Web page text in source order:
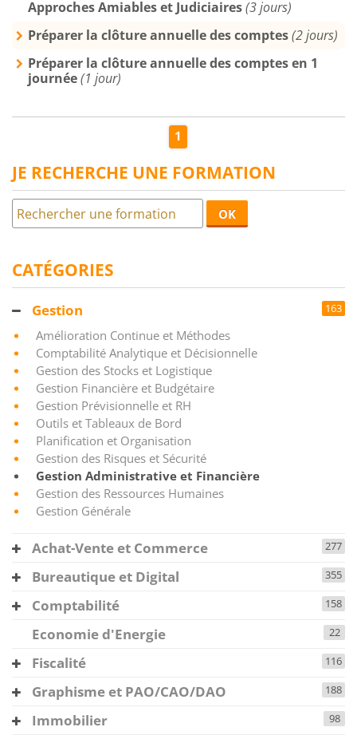
Approches Amiables et Judiciaires(3 jours)
Préparer la clôture annuelle des comptes(2 jours)
Préparer la clôture annuelle des comptes en 1
journée(1 jour)
1
JE RECHERCHE UNE FORMATION
OK
CATÉGORIES
Gestion 163
Amélioration Continue et Méthodes
Comptabilité Analytique et Décisionnelle
Gestion des Stocks et Logistique
Gestion Financière et Budgétaire
Gestion Prévisionnelle et RH
Outils et Tableaux de Bord
Planification et Organisation
Gestion des Risques et Sécurité
Gestion Administrative et Financière
Gestion des Ressources Humaines
Gestion Générale
Achat-Vente et Commerce 277
Bureautique et Digital 355
Comptabilité 158
Economie d'Energie 22
Fiscalité 116
Graphisme et PAO/CAO/DAO 188
Immobilier 98